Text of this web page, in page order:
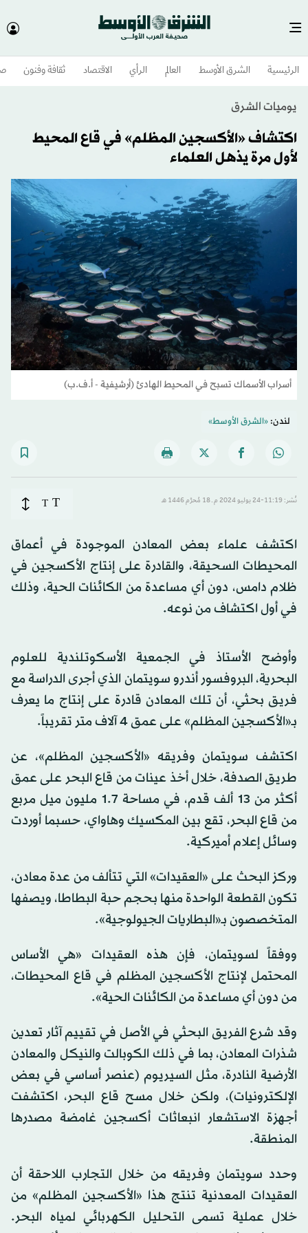
الرئيسية الشرق الأوسط​ العالم الرأي الاقتصاد ثقافة وفنون
يوميات الشرق
اكتشاف «الأكسجين المظلم» في قاع المحيط
لأول مرة يذهل العلماء
أسراب الأسماك تسبح في المحيط الهادئ (أرشيفية - أ.ف.ب)
لندن:«الشرق الأوسط»
نُشر: 11:19-24 يوليو 2024 م ـ 18 مُحرَّم 1446 هـ T
T
اكتشف علماء بعض المعادن الموجودة في أعماق
المحيطات السحيقة، والقادرة على إنتاج الأكسجين في
ظلام دامس، دون أي مساعدة من الكائنات الحية، وذلك
في أول اكتشاف من نوعه.
وأوضح الأستاذ في الجمعية الأسكوتلندية للعلوم
البحرية، البروفسور أندرو سويتمان الذي أجرى الدراسة مع
فريق بحثي، أن تلك المعادن قادرة على إنتاج ما يعرف
بـ«الأكسجين المظلم» على عمق 4 آلاف متر تقريباً.
اكتشف سويتمان وفريقه «الأكسجين المظلم»، عن
طريق الصدفة، خلال أخذ عينات من قاع البحر على عمق
أكثر من 13 ألف قدم، في مساحة 1.7 مليون ميل مربع
من قاع البحر، تقع بين المكسيك وهاواي، حسبما أوردت
وسائل إعلام أميركية.
وركز البحث على «العقيدات» التي تتألف من عدة معادن،
تكون القطعة الواحدة منها بحجم حبة البطاطا، ويصفها
المتخصصون بـ«البطاريات الجيولوجية».
ووفقاً لسويتمان، فإن هذه العقيدات «هي الأساس
المحتمل لإنتاج الأكسجين المظلم في قاع المحيطات،
من دون أي مساعدة من الكائنات الحية».
وقد شرع الفريق البحثي في الأصل في تقييم آثار تعدين
شذرات المعادن، بما في ذلك الكوبالت والنيكل والمعادن
الأرضية النادرة، مثل السيريوم (عنصر أساسي في بعض
الإلكترونيات)، ولكن خلال مسح قاع البحر، اكتشفت
أجهزة الاستشعار انبعاثات أكسجين غامضة مصدرها
المنطقة.
وحدد سويتمان وفريقه من خلال التجارب اللاحقة أن
العقيدات المعدنية تنتج هذا «الأكسجين المظلم» من
خلال عملية تسمى التحليل الكهربائي لمياه البحر.